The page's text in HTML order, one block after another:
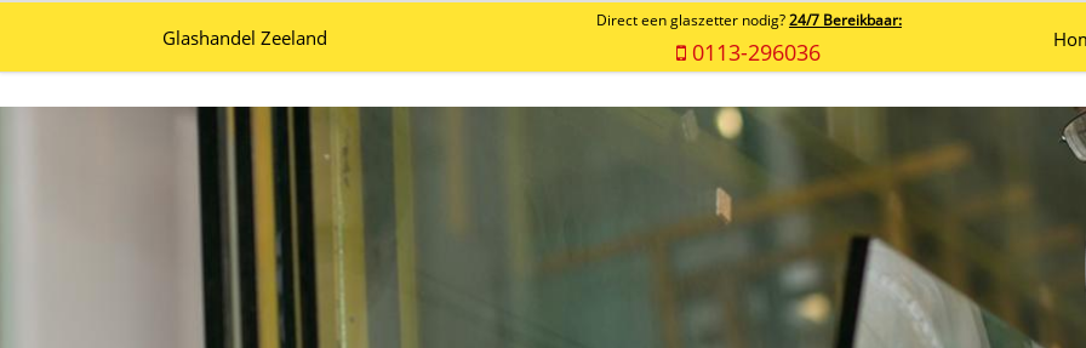
Glashandel Zeeland
Direct een glaszetter nodig? 24/7 Bereikbaar:
0113-296036